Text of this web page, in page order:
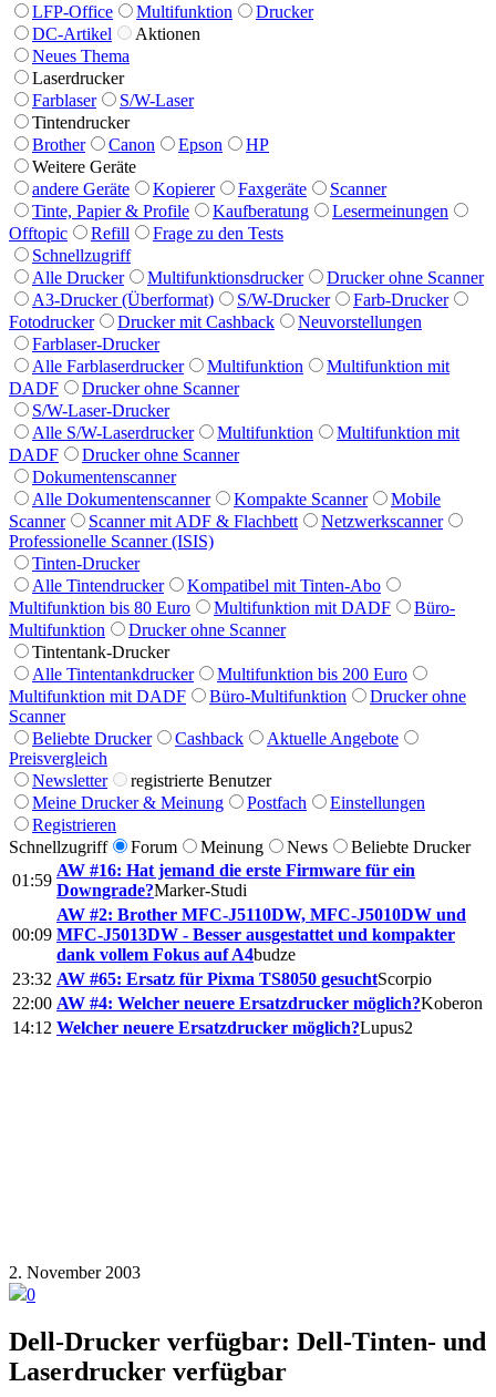
LFP-Office
Multifunktion
Drucker
DC-Artikel
Aktionen
Neues Thema
Laserdrucker
Farblaser
S/W-Laser
Tintendrucker
Brother
Canon Epson
HP
Weitere Geräte
andere Geräte
Kopierer Faxgeräte
Scanner
Tinte, Papier & Profile
Kaufberatung
Lesermeinungen
Offtopic
Refill
Frage zu den Tests
Schnellzugriff
Alle Drucker
Multifunktionsdrucker
Drucker ohne Scanner
A3-Drucker (Überformat)
S/W-Drucker
Farb-Drucker
Fotodrucker
Drucker mit Cashback
Neuvorstellungen
Farblaser-Drucker
Alle Farblaserdrucker
Multifunktion
Multifunktion mit
DADF
Drucker ohne Scanner
S/W-Laser-Drucker
Alle S/W-Laserdrucker
Multifunktion
Multifunktion mit
DADF
Drucker ohne Scanner
Dokumentenscanner
Alle Dokumentenscanner
Kompakte Scanner
Mobile
Scanner
Scanner mit ADF & Flachbett
Netzwerkscanner
Professionelle Scanner (ISIS)
Tinten-Drucker
Alle Tintendrucker
Kompatibel mit Tinten-Abo
Multifunktion bis 80 Euro
Multifunktion mit DADF
Büro-
Multifunktion
Drucker ohne Scanner
Tintentank-Drucker
Alle Tintentankdrucker
Multifunktion bis 200 Euro
Multifunktion mit DADF
Büro-Multifunktion
Drucker ohne
Scanner
Beliebte Drucker
Cashback
Aktuelle Angebote
Preisvergleich
Newsletter
registrierte Benutzer
Meine Drucker & Meinung
Postfach
Einstellungen
Registrieren
Schnellzugriff
Forum Meinung News
Beliebte Drucker
01:59
AW #16: Hat jemand die erste Firmware für ein
Downgrade?Marker-Studi
00:09
AW #2: Brother MFC-J5110DW, MFC-J5010DW und
MFC-J5013DW - Besser ausgestattet und kompakter
dank vollem Fokus auf A4budze
23:32 AW #65: Ersatz für Pixma TS8050 gesuchtScorpio
22:00 AW #4: Welcher neuere Ersatzdrucker möglich?Koberon
14:12 Welcher neuere Ersatzdrucker möglich?Lupus2
2. November 2003
0
Dell-Drucker verfügbar: Dell-Tinten- und
Laserdrucker verfügbar